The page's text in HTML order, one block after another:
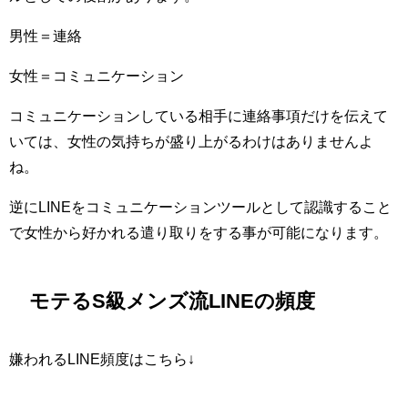
男性＝連絡
女性＝コミュニケーション
コミュニケーションしている相手に連絡事項だけを伝えて
いては、女性の気持ちが盛り上がるわけはありませんよ
ね。
逆にLINEをコミュニケーションツールとして認識すること
で女性から好かれる遣り取りをする事が可能になります。
モテるS級メンズ流LINEの頻度
嫌われるLINE頻度はこちら↓